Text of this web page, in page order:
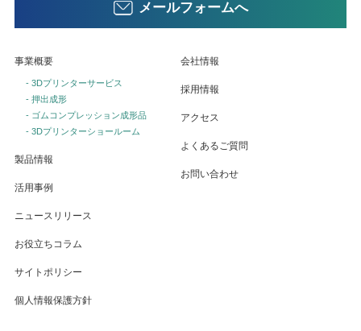
メールフォームへ
事業概要
- 3Dプリンターサービス
- 押出成形
- ゴムコンプレッション成形品
- 3Dプリンターショールーム
製品情報
活用事例
ニュースリリース
お役立ちコラム
会社情報
採用情報
アクセス
よくあるご質問
お問い合わせ
サイトポリシー
個人情報保護方針